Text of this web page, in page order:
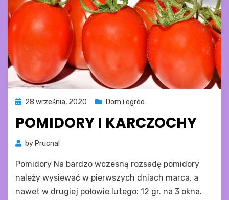
Posted
28 września, 2020 Dom i ogród
POMIDORY I KARCZOCHY
by Prucnal
Pomidory Na bardzo wczesną rozsadę pomidory
należy wysiewać w pierwszych dniach marca, a
nawet w drugiej połowie lutego: 12 gr. na 3 okna.